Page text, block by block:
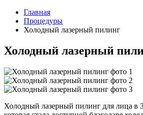
Главная
Процедуры
Холодный лазерный пилинг
Холодный лазерный
Холодный лазерный пилинг для лица в